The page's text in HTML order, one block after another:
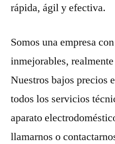
rápida, ágil y efectiva.
Somos una empresa
inmejorables,
Nuestros bajos precios
todos los servicios
aparato
llamarnos o